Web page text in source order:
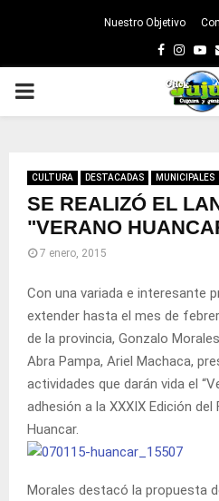
Nuestro Objetivo
Facebook
PRIMARY
CULTURA DESTACADAS MUNICIPALES
SE REALIZÓ EL
"VERANO
7 enero, 2015
Con una variada e interesante
extender hasta el mes de
de la provincia, Gonzalo
Abra Pampa, Ariel Machaca,
actividades que darán vida el
adhesión a la XXXIX Edición
Huancar.
Morales destacó la propuesta